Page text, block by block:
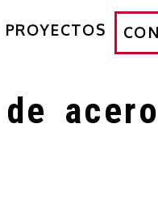
PROYECTOS